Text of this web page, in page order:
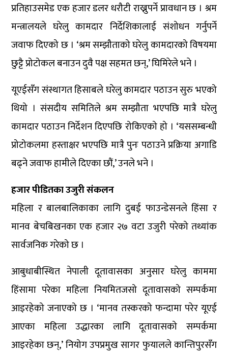
प्रतिहाउसमेड एक हजार डलर धरौटी राख्नुपर्ने प्रावधान छ । श्रम
मन्त्रालयले घरेलु कामदार निर्देशिकालाई संशोधन गर्नुपर्ने
जवाफ दिएको छ । ‘श्रम सम्झौताको घरेलु कामदारको विषयमा
छुट्टै प्रोटोकल बनाउन दुवै पक्ष सहमत छन्,’ घिमिरेले भने ।
यूएईसँग संस्थागत हिसाबले घरेलु कामदार पठाउन सुरु भएको
थियो । संसदीय समितिले श्रम सम्झौता भएपछि मात्रै घरेलु
कामदार पठाउन निर्देशन दिएपछि रोकिएको हो । ‘यससम्बन्धी
प्रोटोकलमा हस्ताक्षर भएपछि मात्रै पुनः पठाउने प्रक्रिया अगाडि
बढ्ने जवाफ हामीले दिएका छौं,’ उनले भने ।
हजार पीडितका उजुरी संकलन
महिला र बालबालिकाका लागि दुबई फाउन्डेसनले हिंसा र
मानव बेचबिखनका एक हजार २७ वटा उजुरी परेको तथ्यांक
सार्वजनिक गरेको छ ।
आबुधाबीस्थित नेपाली दूतावासका अनुसार घरेलु काममा
हिंसामा परेका महिला नियमितजसो दूतावासको सम्पर्कमा
आइरहेको जनाएको छ । ‘मानव तस्करको फन्दामा परेर यूएई
आएका महिला उद्धारका लागि दूतावासको सम्पर्कमा
आइरहेका छन्,’ नियोग उपप्रमुख सागर फुयालले कान्तिपुरसँग